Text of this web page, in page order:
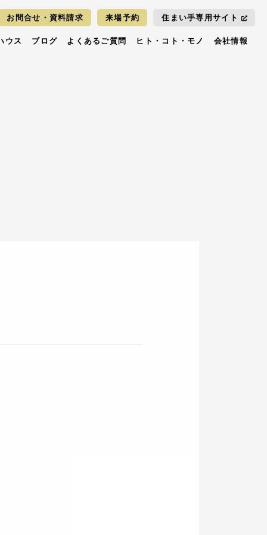
お問合せ・資料請求 来場予約 住まい手専用サイト
ウス ブログ よくあるご質問 ヒト・コト・モノ 会社情報